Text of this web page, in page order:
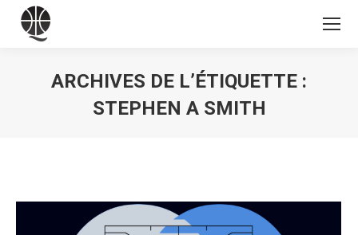
ARCHIVES DE L’ÉTIQUETTE :
STEPHEN A SMITH